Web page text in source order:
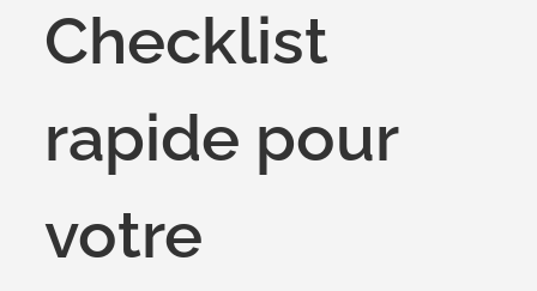
Checklist
rapide pour
votre